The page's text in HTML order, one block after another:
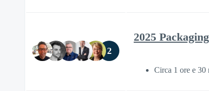
2
2025
Circa 1 ore e 30